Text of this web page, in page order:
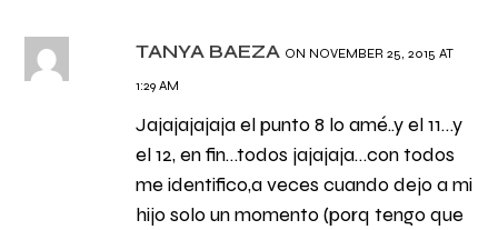
TANYA BAEZA ON NOVEMBER 25, 2015 AT
1:29 AM
Jajajajajaja el punto 8 lo amé..y el 11…y
el 12, en fin…todos jajajaja…con todos
me identifico,a veces cuando dejo a mi
hijo solo un momento (porq tengo que